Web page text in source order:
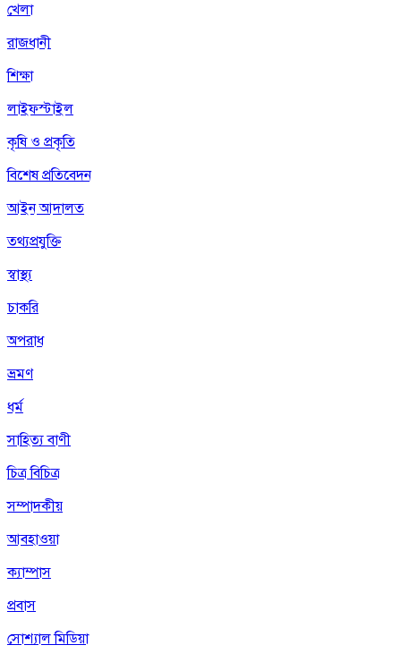
খেলা
রাজধানী
শিক্ষা
লাইফস্টাইল
কৃষি ও প্রকৃতি
বিশেষ প্রতিবেদন
আইন আদালত
তথ্যপ্রযুক্তি
স্বাস্থ্য
চাকরি
অপরাধ
ভ্রমণ
ধর্ম
সাহিত্য বাণী
চিত্র বিচিত্র
সম্পাদকীয়
আবহাওয়া
ক্যাম্পাস
প্রবাস
সোশ্যাল মিডিয়া